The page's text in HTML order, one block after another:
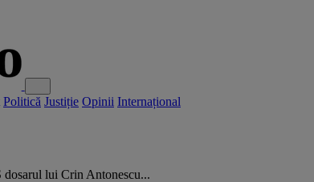
Politică Justiție Opinii Internațional
lui Crin Antonescu...